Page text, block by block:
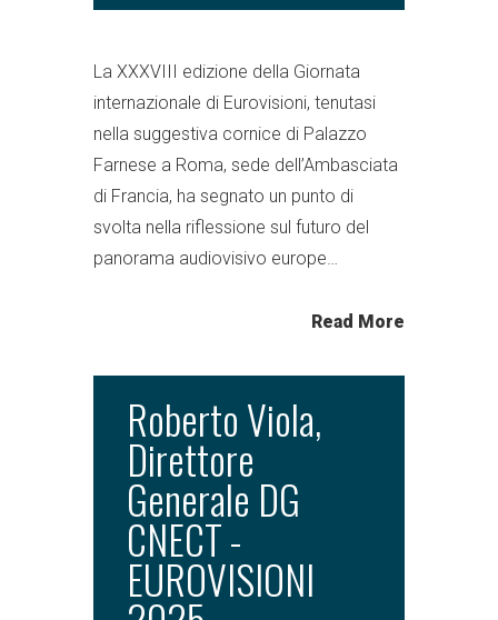
La XXXVIII edizione della Giornata
internazionale di Eurovisioni, tenutasi
nella suggestiva cornice di Palazzo
Farnese a Roma, sede dell’Ambasciata
di Francia, ha segnato un punto di
svolta nella riflessione sul futuro del
panorama audiovisivo europe…
Read More
Roberto Viola,
Direttore
Generale DG
CNECT -
EUROVISIONI